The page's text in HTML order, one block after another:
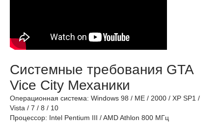
Системные требования GTA
Vice City Механики
Операционная система: Windows 98 / ME / 2000 / XP SP1 /
Vista / 7 / 8 / 10
Процессор: Intel Pentium III / AMD Athlon 800 МГц